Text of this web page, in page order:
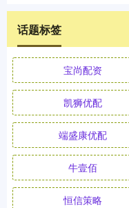
话题标签
宝尚配资
凯狮优配
端盛康优配
牛壹佰
恒信策略